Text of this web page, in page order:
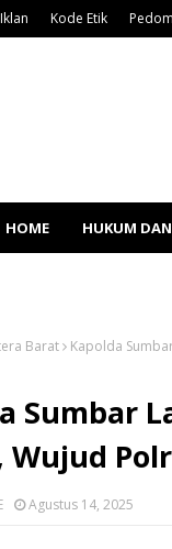
Kode Etik
HOME HUKUM
Barat
Kapolda
Sumbar
Wujud
Agustus 14, 2025